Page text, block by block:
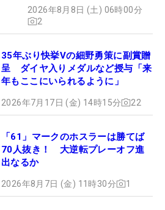
2026年8月8日 (土) 06時00分
2
35年ぶり快挙Vの細野勇策に副賞贈
呈 ダイヤ入りメダルなど授与「来
年もここにいられるように」
2026年7月17日 (金) 14時15分 22
「61」マークのホスラーは勝てば
70人抜き！ 大逆転プレーオフ進
出なるか
2026年8月7日 (金) 11時30分 1